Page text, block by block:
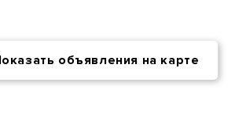
объявления на карте